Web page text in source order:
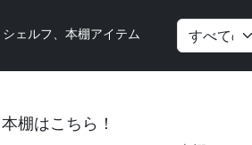
ェルフ、本棚アイテム
棚はこちら！